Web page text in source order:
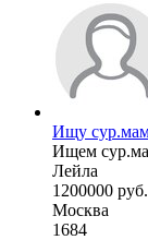
Ищу
Ищем
Лейла
1200000 руб.
Москва
1684